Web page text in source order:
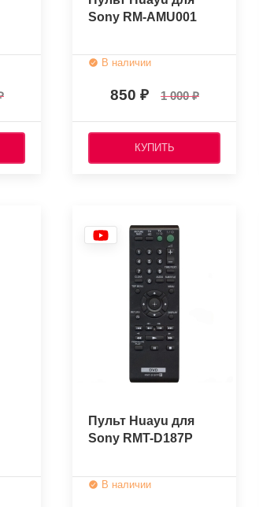
Sony RM-AMU001
В наличии
850 1 000
КУПИТЬ
Пульт Huayu для
Sony RMT-D187P
В наличии